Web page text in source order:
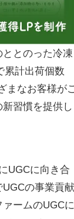
とのった冷凍
累計出荷個数
まなお客様が
習慣を提供し
UGCに向き合
の事業貢献
ームのUGCに